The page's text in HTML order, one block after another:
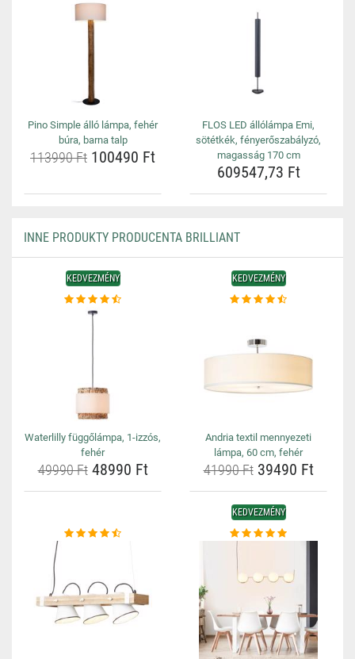
Pino Simple álló lámpa, fehér
búra, barna talp
113990 Ft 100490 Ft
FLOS LED állólámpa Emi,
sötétkék, fényerőszabályzó,
magasság 170 cm
609547,73 Ft
INNE PRODUKTY PRODUCENTA BRILLIANT
KEDVEZMÉNY
Waterlilly függőlámpa, 1-izzós,
fehér
49990 Ft48990 Ft
KEDVEZMÉNY
Andria textil mennyezeti
lámpa, 60 cm, fehér
41990 Ft39490 Ft
KEDVEZMÉNY